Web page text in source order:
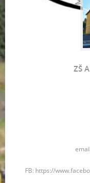
ZŠ
FB: https://